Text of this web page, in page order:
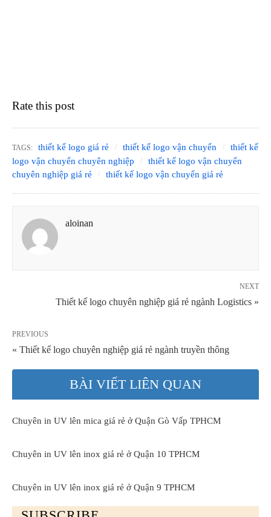
Rate this post
TAGS: thiết kế logo giá rẻ thiết kế logo vận chuyển
thiết kế
logo vận chuyển chuyên nghiệp
thiết kế logo vận chuyển
chuyên nghiệp giá rẻ
thiết kế logo vận chuyển giá rẻ
aloinan
NEXT
Thiết kế logo chuyên nghiệp giá rẻ ngành Logistics »
PREVIOUS
« Thiết kế logo chuyên nghiệp giá rẻ ngành truyền thông
BÀI VIẾT LIÊN QUAN
Chuyên in UV lên mica giá rẻ ở Quận Gò Vấp TPHCM
Chuyên in UV lên inox giá rẻ ở Quận 10 TPHCM
Chuyên in UV lên inox giá rẻ ở Quận 9 TPHCM